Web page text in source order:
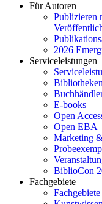
Für Autoren
Publizieren
2026
Serviceleistungen
Bibliotheken
E-books
Open
Open EBA
Marketing
BiblioCon
Fachgebiete
Fachgebiete